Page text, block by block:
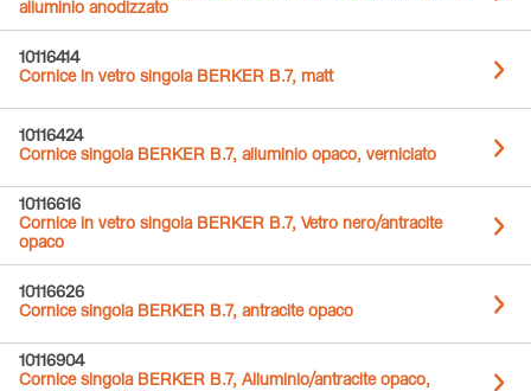
alluminio anodizzato
10116414
Cornice in vetro singola BERKER B.7, matt
10116424
Cornice singola BERKER B.7, alluminio opaco, verniciato
10116616
Cornice in vetro singola BERKER B.7, Vetro nero/antracite
opaco
10116626
Cornice singola BERKER B.7, antracite opaco
10116904
Cornice singola BERKER B.7, Alluminio/antracite opaco,